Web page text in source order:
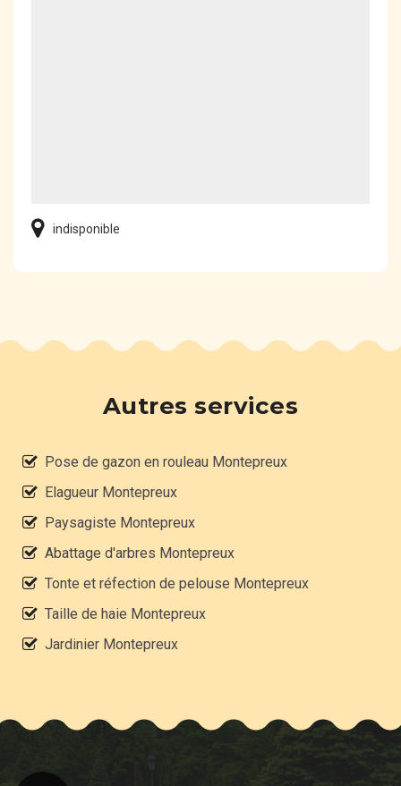
indisponible
Autres services
Pose de gazon en rouleau Montepreux
Elagueur Montepreux
Paysagiste Montepreux
Abattage d'arbres Montepreux
Tonte et réfection de pelouse Montepreux
Taille de haie Montepreux
Jardinier Montepreux